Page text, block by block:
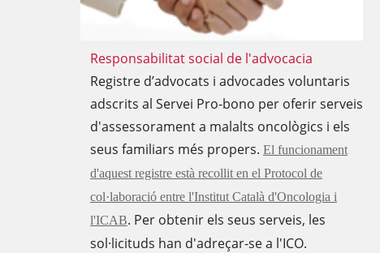
Responsabilitat social de l'advocacia
Registre d’advocats i advocades voluntaris
adscrits al Servei Pro-bono per oferir serveis
d'assessorament a malalts oncològics i els
seus familiars més propers. El funcionament
d'aquest registre està recollit en el Protocol de
col·laboració entre l'Institut Català d'Oncologia i
l'ICAB. Per obtenir els seus serveis, les
sol·licituds han d'adreçar-se a l'ICO.